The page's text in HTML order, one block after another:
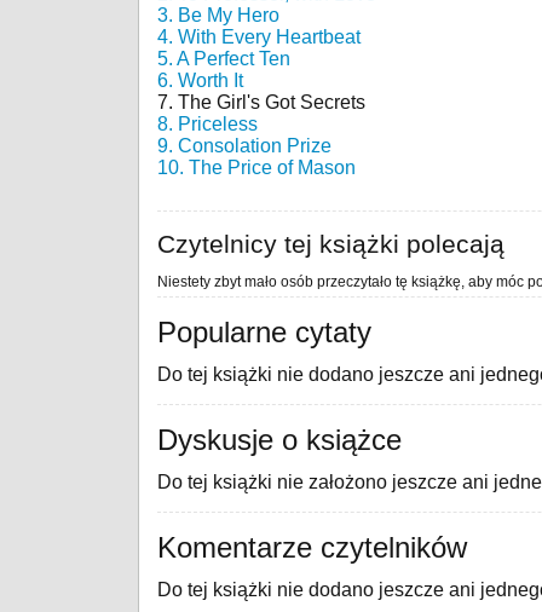
3. Be My Hero
4. With Every Heartbeat
5. A Perfect Ten
6. Worth It
7. The Girl's Got Secrets
8. Priceless
9. Consolation Prize
10. The Price of Mason
Czytelnicy tej książki polecają
Niestety zbyt mało osób przeczytało tę książkę, aby móc
Popularne cytaty
Do tej książki nie dodano jeszcze ani
Dyskusje o książce
Do tej książki nie założono jeszcze ani
Komentarze czytelników
Do tej książki nie dodano jeszcze ani